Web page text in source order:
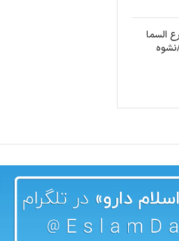
السما